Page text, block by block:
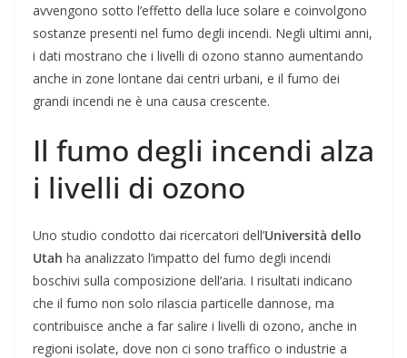
avvengono sotto l’effetto della luce solare e coinvolgono
sostanze presenti nel fumo degli incendi. Negli ultimi anni,
i dati mostrano che i livelli di ozono stanno aumentando
anche in zone lontane dai centri urbani, e il fumo dei
grandi incendi ne è una causa crescente.
Il fumo degli incendi alza
i livelli di ozono
Uno studio condotto dai ricercatori dell’Università dello
Utah ha analizzato l’impatto del fumo degli incendi
boschivi sulla composizione dell’aria. I risultati indicano
che il fumo non solo rilascia particelle dannose, ma
contribuisce anche a far salire i livelli di ozono, anche in
regioni isolate, dove non ci sono traffico o industrie a